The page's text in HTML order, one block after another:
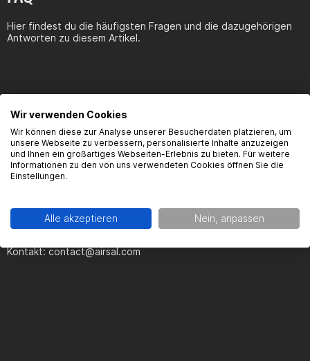
Hier findest du die häufigsten Fragen und die dazugehörigen
Antworten zu diesem Artikel.
Produktsicherheit
Kontaktinformationen des Herstellers:
Apdo. 23
Kontakt:contact@airsal.com
Wir verwenden Cookies
Wir können diese zur Analyse unserer Besucherdaten platzieren, um
unsere Webseite zu verbessern, personalisierte Inhalte anzuzeigen
und Ihnen ein großartiges Webseiten-Erlebnis zu bieten. Für weitere
Informationen zu den von uns verwendeten Cookies öffnen Sie die
Einstellungen.
Alle akzeptieren Nein, anpassen